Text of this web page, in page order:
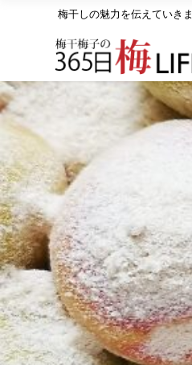
梅干しの魅力を伝えていきま